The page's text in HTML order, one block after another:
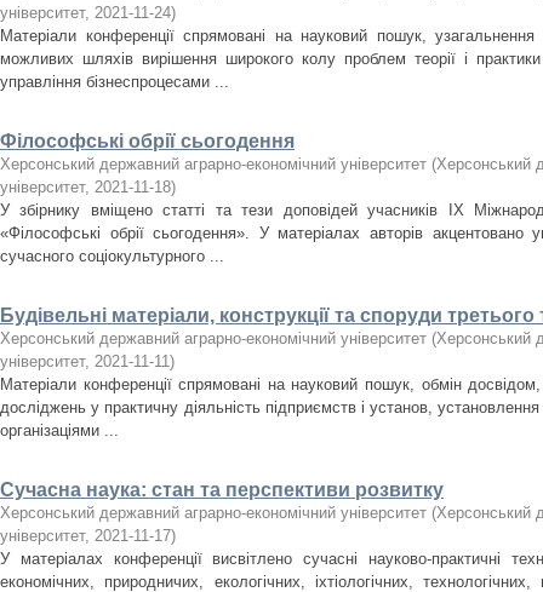
університет, 2021-11-24)
Матеріали конференції спрямовані на науковий пошук,
можливих шляхів вирішення широкого колу проблем теорії і практики
управління бізнеспроцесами ...
Філософські обрії сьогодення
Херсонський державний аграрно-економічний університет (Херсонський
університет, 2021-11-18)
У збірнику вміщено статті та тези доповідей учасників ІХ
«Філософські обрії сьогодення». У матеріалах авторів
сучасного соціокультурного ...
Будівельні матеріали, конструкції та споруди третього
Херсонський державний аграрно-економічний університет (Херсонський
університет, 2021-11-11)
Матеріали конференції спрямовані на науковий пошук, обмін
досліджень у практичну діяльність підприємств і установ, установлення
організаціями ...
Сучасна наука: стан та перспективи розвитку
Херсонський державний аграрно-економічний університет (Херсонський
університет, 2021-11-17)
У матеріалах конференції висвітлено сучасні науково-практичні
економічних, природничих, екологічних, іхтіологічних,